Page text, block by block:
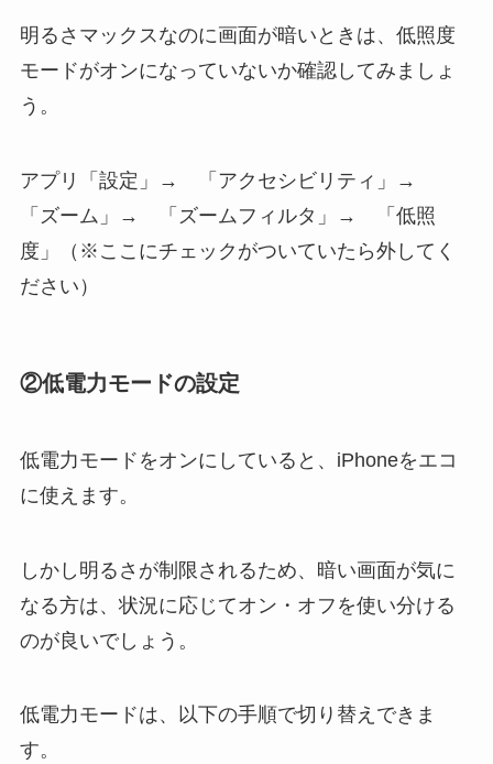
明るさマックスなのに画面が暗いときは、低照度
モードがオンになっていないか確認してみましょ
う。
アプリ「設定」→ 「アクセシビリティ」→
「ズーム」→ 「ズームフィルタ」→ 「低照
度」（※ここにチェックがついていたら外してく
ださい）
②低電力モードの設定
低電力モードをオンにしていると、iPhoneをエコ
に使えます。
しかし明るさが制限されるため、暗い画面が気に
なる方は、状況に応じてオン・オフを使い分ける
のが良いでしょう。
低電力モードは、以下の手順で切り替えできま
す。